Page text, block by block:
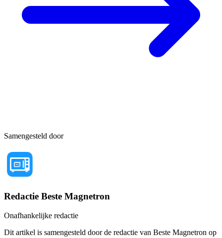
Samengesteld door
Redactie Beste Magnetron
Onafhankelijke redactie
Dit artikel is samengesteld door de redactie van Beste Magnetron op